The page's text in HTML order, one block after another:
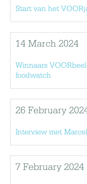
Start van het
14 March 2024
Winnaars
foodwatch
26 February
Interview met
7 February 2024